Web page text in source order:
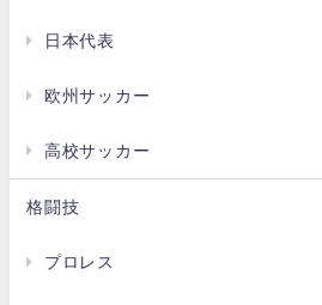
日本代表
欧州サッカー
高校サッカー
格闘技
プロレス